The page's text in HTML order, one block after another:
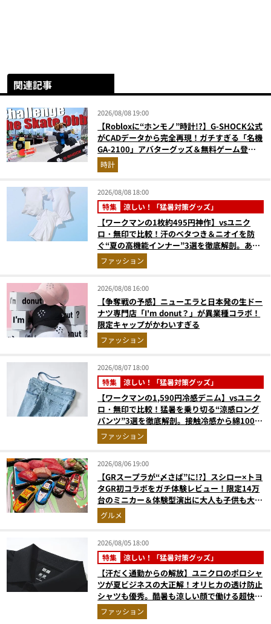
関連記事
2026/08/08 19:00
【Robloxに“ホンモノ”時計!?】G-SHOCK公式
がCADデータから完全再現！ガチすぎる「名機
GA-2100」アバターグッズ＆無料ゲーム登場
が見逃せない
時計
2026/08/08 18:00
特集 涼しい！「猛暑対策グッズ」
【ワークマンの1枚約495円神作】vsユニク
ロ・無印で比較！汗のベタつき＆ニオイを防
ぐ“夏の高機能インナー”3選を徹底解剖。あな
たに最適な1着は？
ファッション
2026/08/08 16:00
【争奪戦の予感】ニューエラと日本発の生ドー
ナツ専門店「I'm donut？」が異業種コラボ！
限定キャップがかわいすぎる
ファッション
2026/08/07 18:00
特集 涼しい！「猛暑対策グッズ」
【ワークマンの1,590円冷感デニム】vsユニク
ロ・無印で比較！猛暑を乗り切る“涼感ロング
パンツ”3選を徹底解剖。接触冷感から綿100%
まで決定版
ファッション
2026/08/06 19:00
【GRスープラが“〆さば”に!?】スシロー×トヨ
タGR初コラボをガチ体験レビュー！限定14万
台のミニカー＆体験型演出に大人も子供も大興
奮間違いなし
グルメ
2026/08/05 18:00
特集 涼しい！「猛暑対策グッズ」
【汗だく通勤からの解放】ユニクロのポロシャ
ツが夏ビジネスの大正解！オリヒカの透け防止
シャツも優秀。酷暑も涼しい顔で働ける超快適
ウエアの実力
ファッション